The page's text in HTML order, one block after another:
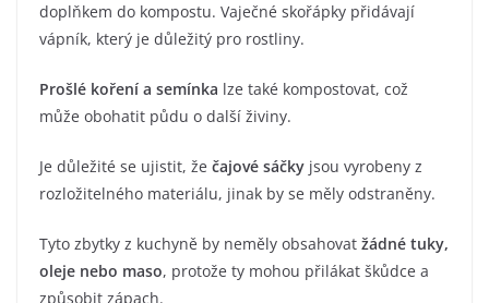
doplňkem do kompostu. Vaječné skořápky přidávají
vápník, který je důležitý pro rostliny.
Prošlé koření a semínka lze také kompostovat, což
může obohatit půdu o další živiny.
Je důležité se ujistit, že čajové sáčky jsou vyrobeny z
rozložitelného materiálu, jinak by se měly odstraněny.
Tyto zbytky z kuchyně by neměly obsahovat žádné tuky,
oleje nebo maso, protože ty mohou přilákat škůdce a
způsobit zápach.